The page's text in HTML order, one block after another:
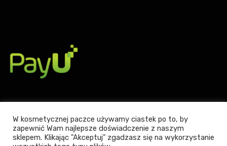
Powered by WordPress |Theme:Letoby aThemes.
W kosmetycznej paczce używamy ciastek po to, by
zapewnić Wam najlepsze doświadczenie z naszym
sklepem. Klikając "Akceptuj" zgadzasz się na wykorzystanie